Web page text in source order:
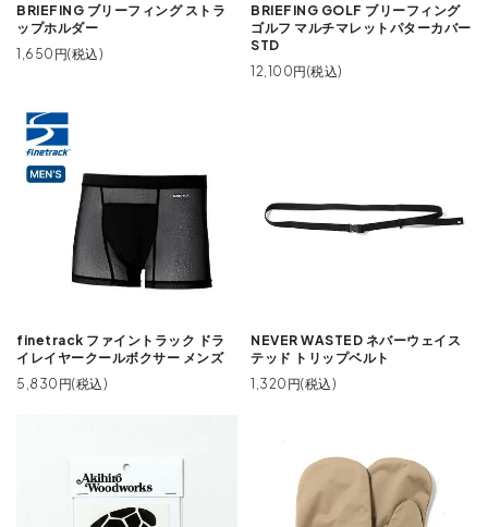
BRIEFING ブリーフィング ストラ
ップホルダー
1,650円(税込)
BRIEFING GOLF ブリーフィング
ゴルフ マルチマレットパターカバー
STD
12,100円(税込)
finetrack ファイントラック ドラ
イレイヤークールボクサー メンズ
5,830円(税込)
NEVER WASTED ネバーウェイス
テッド トリップベルト
1,320円(税込)